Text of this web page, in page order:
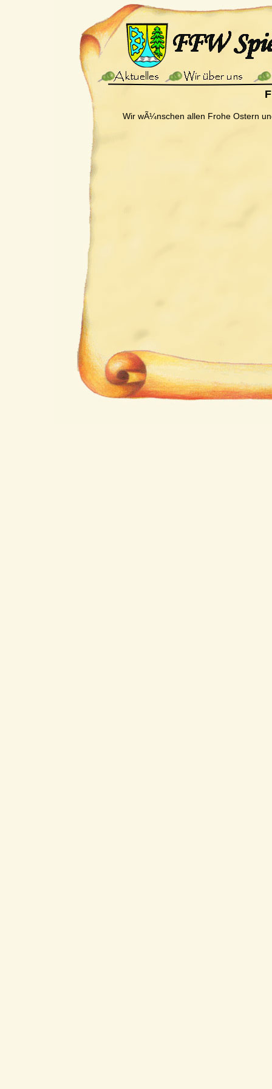
Wir wÃ¼nschen allen Frohe Ostern